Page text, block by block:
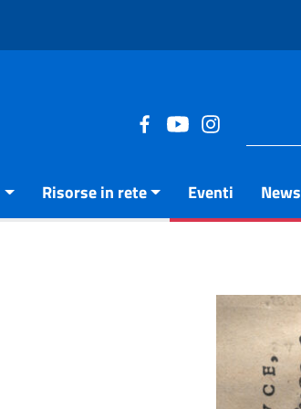
Risorse in rete Eventi News